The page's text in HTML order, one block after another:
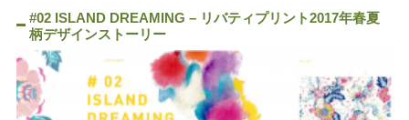
#02 ISLAND DREAMING – リバティプリント2017年春夏
柄デザインストーリー